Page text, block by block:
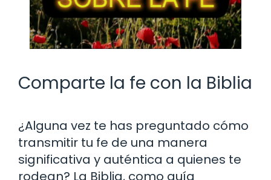
Comparte la fe con la Biblia
¿Alguna vez te has preguntado cómo
transmitir tu fe de una manera
significativa y auténtica a quienes te
rodean? La Biblia, como guía